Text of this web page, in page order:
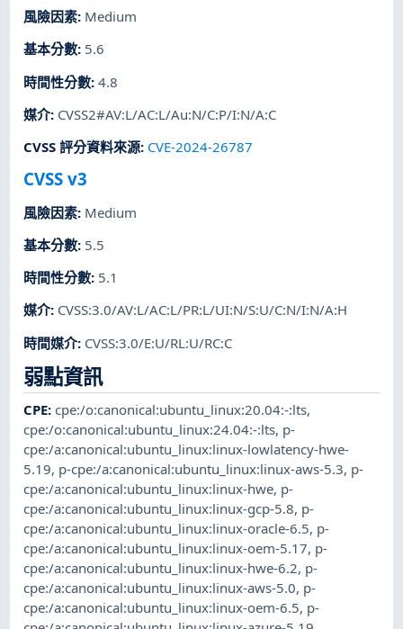
風險因素: Medium
基本分數: 5.6
時間性分數:4.8
媒介: CVSS2#AV:L/AC:L/Au:N/C:P/I:N/A:C
CVSS 評分資料來源: CVE-2024-26787
CVSS v3
風險因素: Medium
基本分數: 5.5
時間性分數: 5.1
媒介: CVSS:3.0/AV:L/AC:L/PR:L/UI:N/S:U/C:N/I:N/A:H
時間媒介: CVSS:3.0/E:U/RL:U/RC:C
弱點資訊
CPE:cpe:/o:canonical:ubuntu_linux:20.04:-:lts,
cpe:/o:canonical:ubuntu_linux:24.04:-:lts, p-
cpe:/a:canonical:ubuntu_linux:linux-lowlatency-hwe-
5.19, p-cpe:/a:canonical:ubuntu_linux:linux-aws-5.3, p-
cpe:/a:canonical:ubuntu_linux:linux-hwe, p-
cpe:/a:canonical:ubuntu_linux:linux-gcp-5.8, p-
cpe:/a:canonical:ubuntu_linux:linux-oracle-6.5, p-
cpe:/a:canonical:ubuntu_linux:linux-oem-5.17, p-
cpe:/a:canonical:ubuntu_linux:linux-hwe-6.2, p-
cpe:/a:canonical:ubuntu_linux:linux-aws-5.0, p-
cpe:/a:canonical:ubuntu_linux:linux-oem-6.5, p-